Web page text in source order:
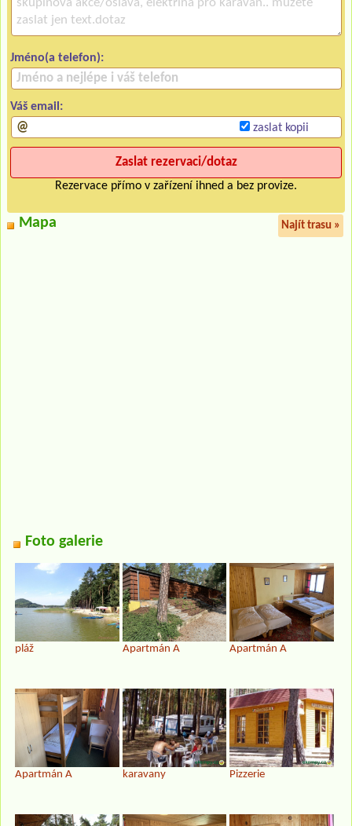
Jméno(a telefon):
Váš email:
zaslat kopii
Rezervace přímo v zařízení ihned a bez provize.
Mapa Najít trasu »
Foto galerie
pláž Apartmán A Apartmán A
Apartmán A karavany Pizzerie